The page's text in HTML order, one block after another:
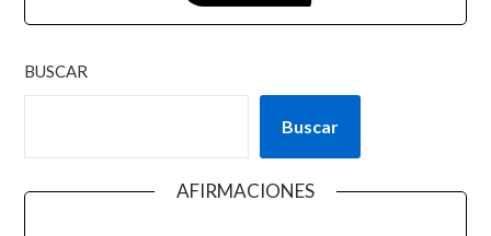
BUSCAR
Buscar
AFIRMACIONES